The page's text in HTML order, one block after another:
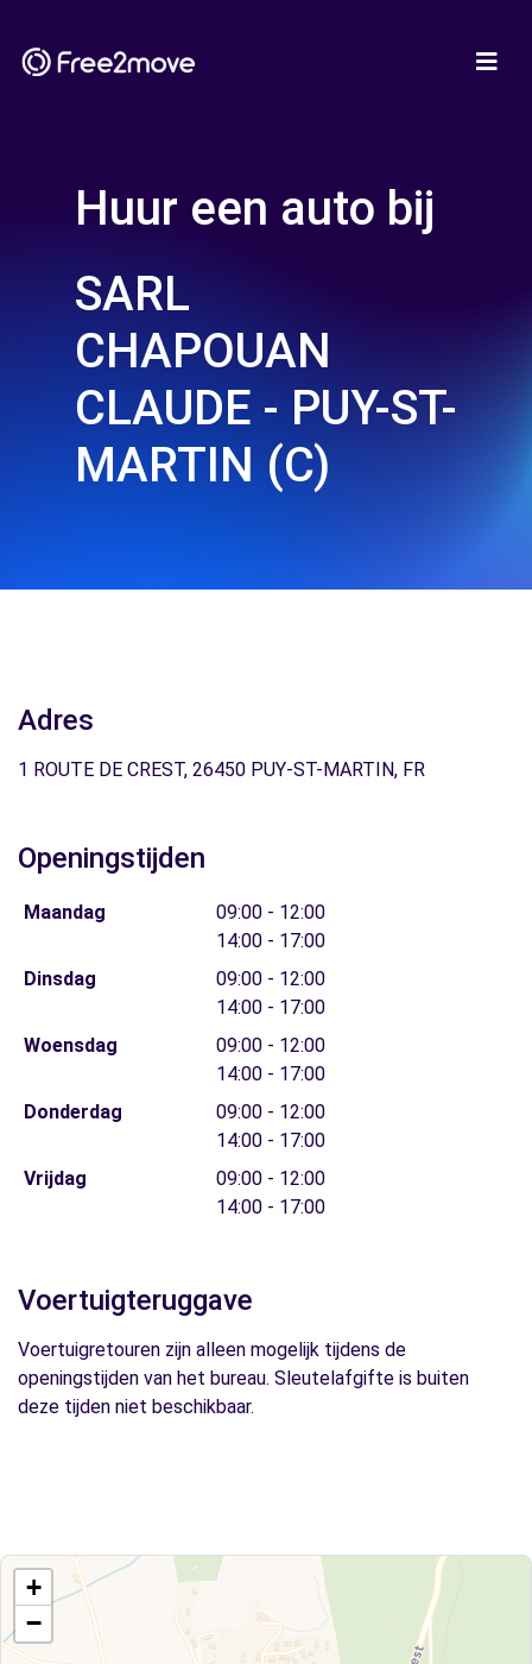
Huur een auto bij
SARL
CHAPOUAN
CLAUDE - PUY-ST-
MARTIN (C)
Adres
1 ROUTE DE CREST, 26450 PUY-ST-MARTIN, FR
Openingstijden
Maandag
09:00 - 12:00
14:00 - 17:00
Dinsdag
09:00 - 12:00
14:00 - 17:00
Woensdag
09:00 - 12:00
14:00 - 17:00
Donderdag
09:00 - 12:00
14:00 - 17:00
Vrijdag
09:00 - 12:00
14:00 - 17:00
Voertuigteruggave
Voertuigretouren zijn alleen mogelijk tijdens de
openingstijden van het bureau. Sleutelafgifte is buiten
deze tijden niet beschikbaar.
+
−